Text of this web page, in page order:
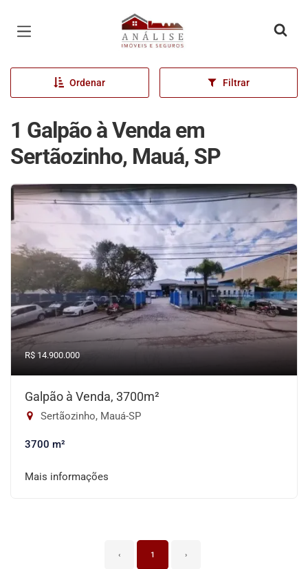
Página inicial
Ordenar Filtrar
1 Galpão à Venda em
Sertãozinho, Mauá, SP
R$ 14.900.000
Galpão à Venda, 3700m²
Sertãozinho, Mauá-SP
3700 m²
Mais informações
‹ 1 ›